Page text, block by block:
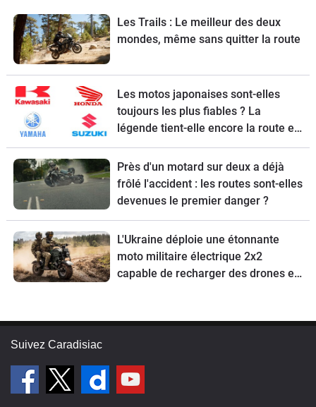
Les Trails : Le meilleur des deux
mondes, même sans quitter la route
Les motos japonaises sont-elles
toujours les plus fiables ? La
légende tient-elle encore la route en
2026 ?
Près d'un motard sur deux a déjà
frôlé l'accident : les routes sont-elles
devenues le premier danger ?
L'Ukraine déploie une étonnante
moto militaire électrique 2x2
capable de recharger des drones en
Suivez Caradisiac